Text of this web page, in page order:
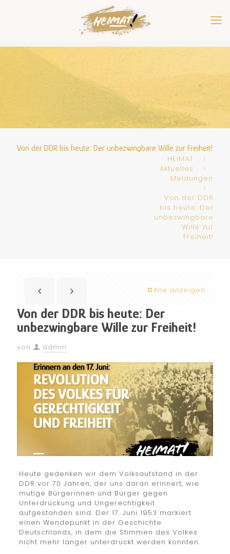
Von der DDR bis heute: Der unbezwingbare Wille zur Freiheit!
HEIMAT
Aktuelles
Meldungen
Von der DDR
bis heute: Der
unbezwingbare
Wille zur
Freiheit!
Alle anzeigen
Von der DDR bis heute: Der
unbezwingbare Wille zur Freiheit!
von admin
Heute gedenken wir dem Volksaufstand in der
DDR vor 70 Jahren, der uns daran erinnert, wie
mutige Bürgerinnen und Bürger gegen
Unterdrückung und Ungerechtigkeit
aufgestanden sind. Der 17. Juni 1953 markiert
einen Wendepunkt in der Geschichte
Deutschlands, in dem die Stimmen des Volkes
nicht mehr länger unterdrückt werden konnten.